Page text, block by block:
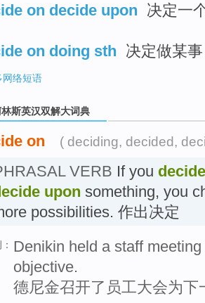
on decide upon 决定一
on doing sth 决定做某
网络短语
斯英汉双解大词典
on ( deciding, decided,
VERB If you
upon something, you
possibilities. 作出决定
Denikin held a staff
objective.
德尼金召开了员工大会为